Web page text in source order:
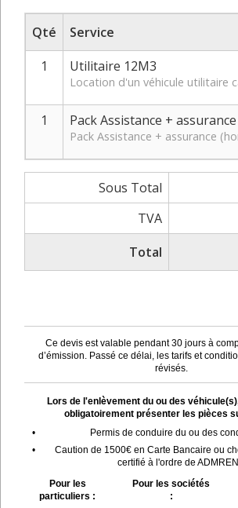
Qté
Service
1
Utilitaire 12M3
Location d'un véhicule utilitaire
1 Pack Assistance + assurance
Pack Assistance + assurance
Sous Total
TVA
Total
Ce devis est valable pendant 30 jours à
d’émission. Passé ce délai, les tarifs et
révisés.
Lors de l'enlèvement du ou des
obligatoirement présenter les pièces
•
Permis de conduire du ou des
•
Caution de 1500€ en Carte Bancaire ou
certifié à l'ordre de
Pour les
particuliers :
Pour les sociétés
: